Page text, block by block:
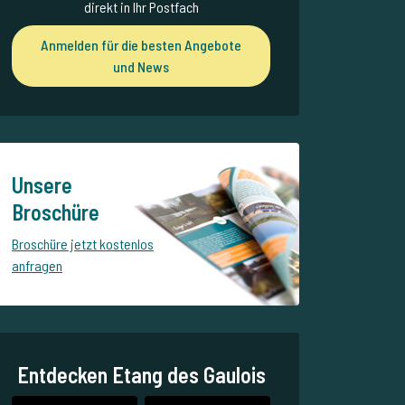
direkt in Ihr Postfach
Anmelden für die besten Angebote
und News
Unsere
Broschüre
Broschüre jetzt kostenlos
anfragen
Entdecken Etang des Gaulois